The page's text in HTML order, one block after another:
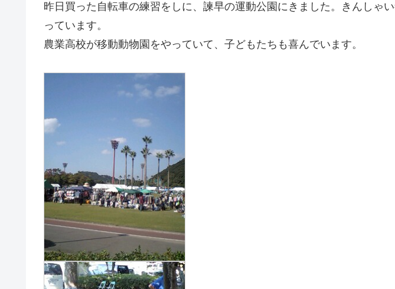
昨日買った自転車の練習をしに、諫早の運動公園にきました。きんしゃ
っています。
農業高校が移動動物園をやっていて、子どもたちも喜んでいます。